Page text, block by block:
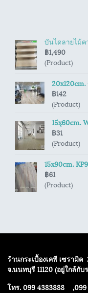
บันไดลายไม้ค
฿1,490
(Product)
฿142
(Product)
15xุ60cm.
฿31
(Product)
15x90cm.
฿61
(Product)
ร้านกระเบื้องเคพี เซรามิค
จ.นนทบุรี 11120 (อยู่ใกล้กั
โทร. 099 4383888